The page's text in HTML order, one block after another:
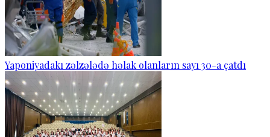
Yaponiyadakı zəlzələdə həlak olanların sayı 30-a çatdı